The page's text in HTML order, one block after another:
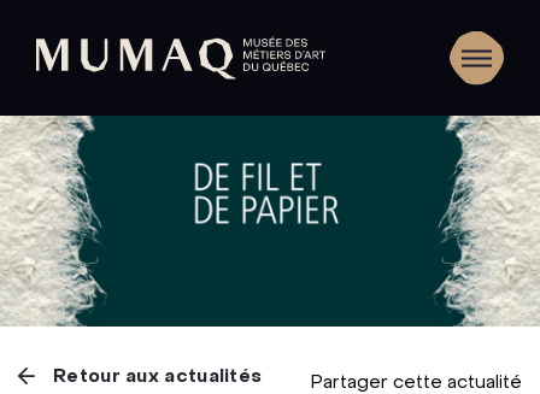
Retour aux actualités Partager cette actualité